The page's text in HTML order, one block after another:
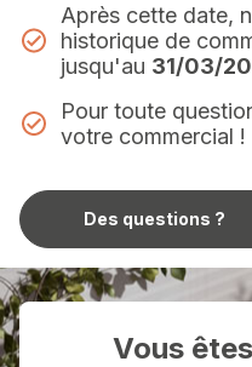
Après cette date,
historique de
jusqu'au 31/03/
Pour toute
votre commercial !
Des questions ?
Vous